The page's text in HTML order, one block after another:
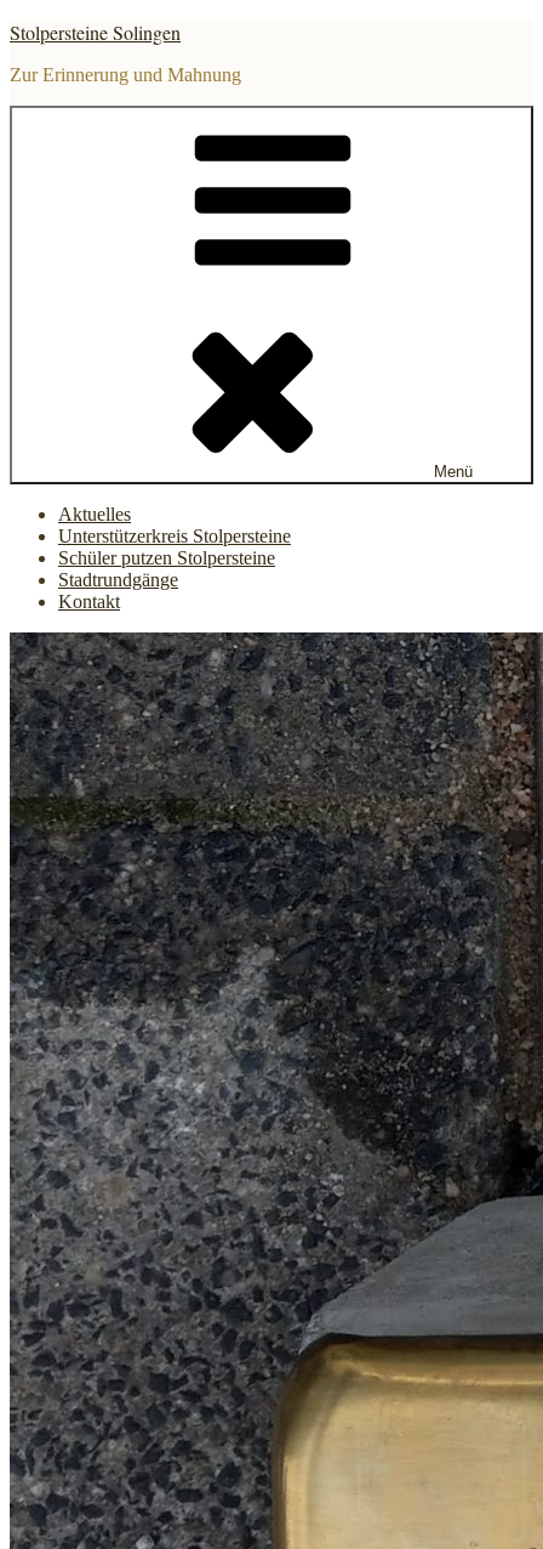
Zum
Inhalt
springen
Stolpersteine Solingen
Zur Erinnerung und Mahnung
Menü
Aktuelles
Unterstützerkreis Stolpersteine
Schüler putzen Stolpersteine
Stadtrundgänge
Kontakt